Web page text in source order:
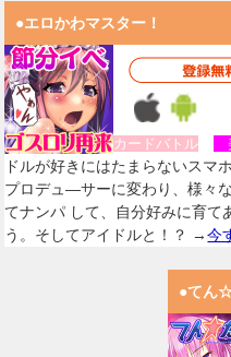
●エロかわマスター！
カードバトル
ドルが好きにはたまらないスマ
プロデュ―サーに変わり、様々
てナンパ して、自分好みに育て
う。そしてアイドルと！？ →今
●てん